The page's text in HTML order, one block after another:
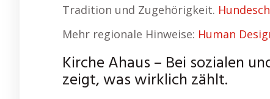
Tradition und Zugehörigkeit.
Mehr regionale Hinweise: Human
Kirche Ahaus – Bei sozialen
zeigt, was wirklich zählt.